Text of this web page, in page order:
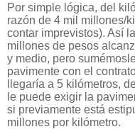
Por simple lógica, del
razón de 4 mil millones/
contar imprevistos). Así
millones de pesos
y medio, pero
pavimente con el
llegaría a 5 kilómetros,
le puede exigir la
si previamente está
millones por kilómetro.